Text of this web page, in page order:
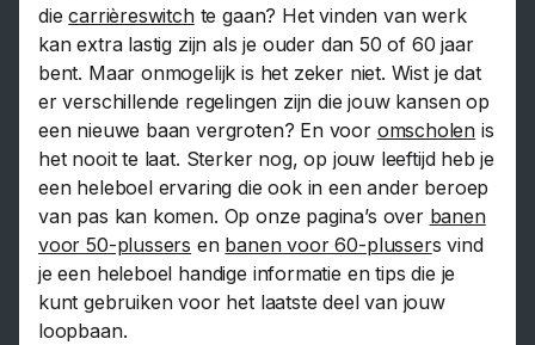
diecarrièreswitchte gaan? Het vinden van werk
kan extra lastig zijn als je ouder dan 50 of 60 jaar
bent. Maar onmogelijk is het zeker niet. Wist je dat
er verschillende regelingen zijn die jouw kansen op
een nieuwe baan vergroten? En voor omscholen is
het nooit te laat. Sterker nog, op jouw leeftijd heb je
een heleboel ervaring die ook in een ander beroep
van pas kan komen. Op onze pagina’s over banen
voor 50-plussers en banen voor 60-plussers vind
je een heleboel handige informatie en tips die je
kunt gebruiken voor het laatste deel van jouw
loopbaan.